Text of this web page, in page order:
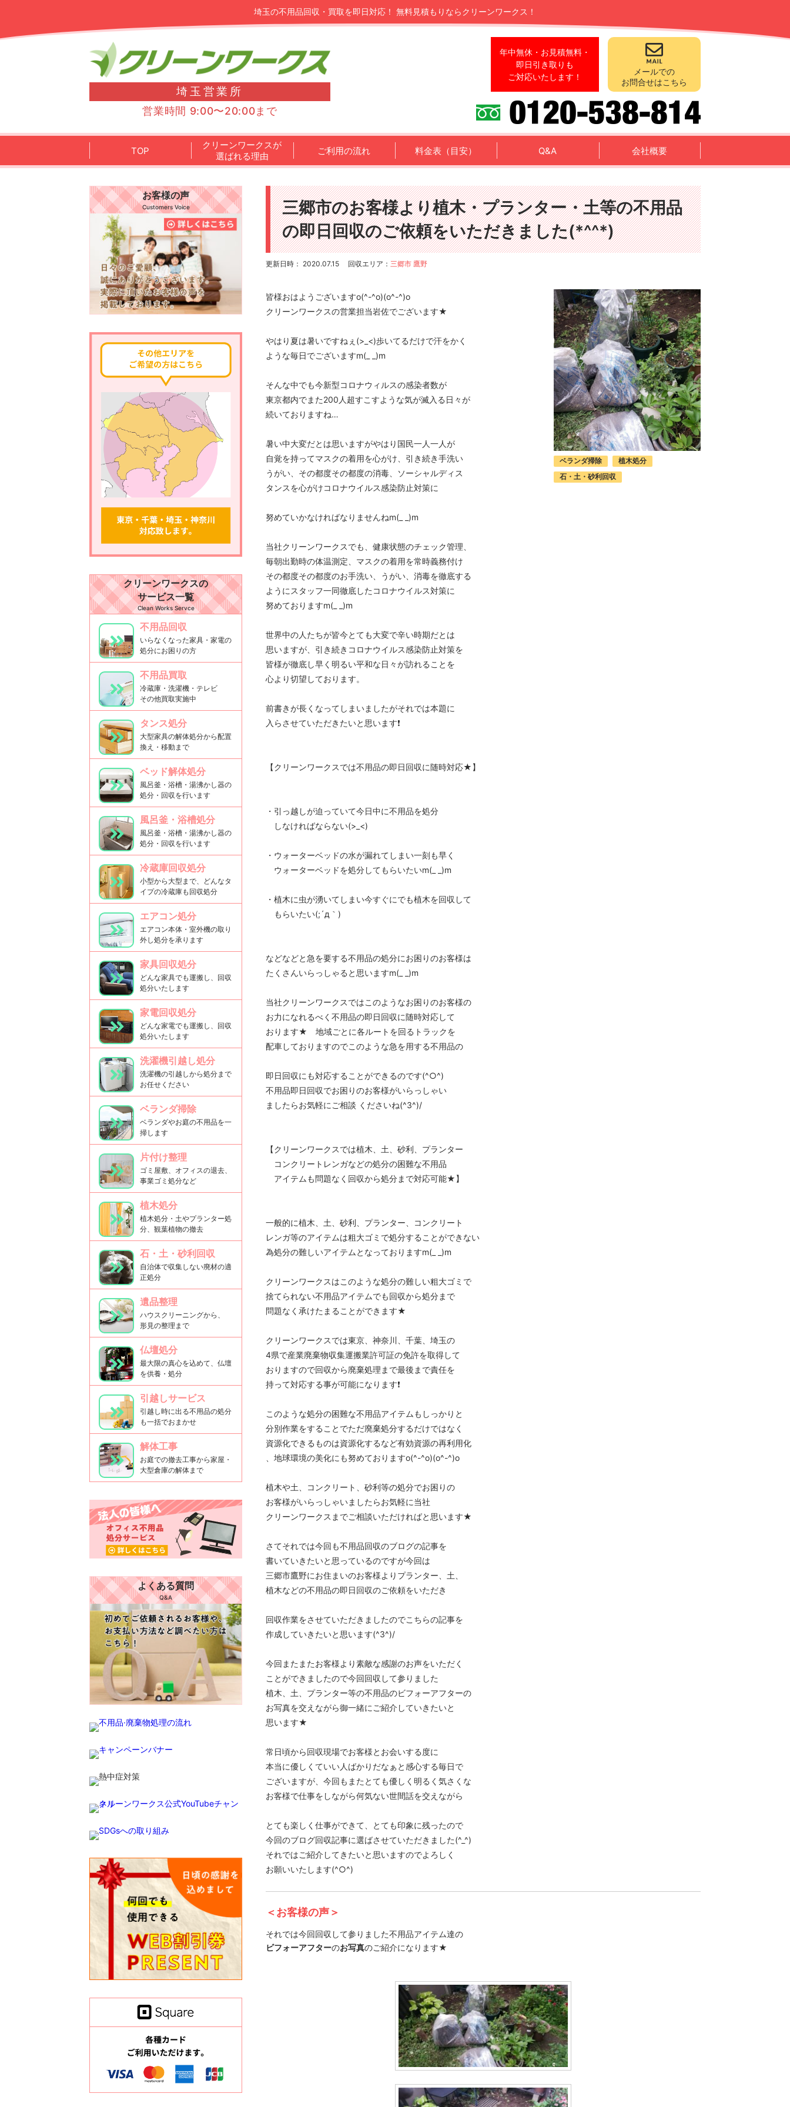
埼玉の不用品回収・買取を即日対応！ 無料見積もりならクリーンワークス！
埼玉営業所
営業時間 9:00〜20:00まで
年中無休・お見積無料・
即日引き取りも
ご対応いたします！
メールでの
お問合せはこちら
TOP
クリーンワークスが
選ばれる理由
ご利用の流れ 料金表（目安） Q&A 会社概要
三郷市のお客様より植木・プランター・土等の不用品
の即日回収のご依頼をいただきました(*^^*)
更新日時： 2020.07.15 回収エリア： 三郷市 鷹野
ベランダ掃除
植木処分
石・土・砂利回収
皆様おはようございますo(^-^o)(o^-^)o
クリーンワークスの営業担当岩佐でございます★
やはり夏は暑いですねぇ(>_<)歩いてるだけで汗をかく
ような毎日でございますm(_ _)m
そんな中でも今新型コロナウィルスの感染者数が
東京都内でまた200人超すこすような気が滅入る日々が
続いておりますね…
暑い中大変だとは思いますがやはり国民一人一人が
自覚を持ってマスクの着用を心がけ、引き続き手洗い
うがい、その都度その都度の消毒、ソーシャルディス
タンスを心がけコロナウイルス感染防止対策に
努めていかなければなりませんねm(_ _)m
当社クリーンワークスでも、健康状態のチェック管理、
毎朝出勤時の体温測定、マスクの着用を常時義務付け
その都度その都度のお手洗い、うがい、消毒を徹底する
ようにスタッフ一同徹底したコロナウイルス対策に
努めておりますm(_ _)m
世界中の人たちが皆今とても大変で辛い時期だとは
思いますが、引き続きコロナウイルス感染防止対策を
皆様が徹底し早く明るい平和な日々が訪れることを
心より切望しております。
前書きが長くなってしまいましたがそれでは本題に
入らさせていただきたいと思います❗
【クリーンワークスでは不用品の即日回収に随時対応★】
・引っ越しが迫っていて今日中に不用品を処分
しなければならない(>_<)
・ウォーターベッドの水が漏れてしまい一刻も早く
ウォーターベッドを処分してもらいたいm(_ _)m
・植木に虫が湧いてしまい今すぐにでも植木を回収して
もらいたい(;´д｀)
などなどと急を要する不用品の処分にお困りのお客様は
たくさんいらっしゃると思いますm(_ _)m
当社クリーンワークスではこのようなお困りのお客様の
お力になれるべく不用品の即日回収に随時対応して
おります★ 地域ごとに各ルートを回るトラックを
配車しておりますのでこのような急を用する不用品の
即日回収にも対応することができるのです(^○^)
不用品即日回収でお困りのお客様がいらっしゃい
ましたらお気軽にご相談 くださいね(^3^)/
【クリーンワークスでは植木、土、砂利、プランター
コンクリートレンガなどの処分の困難な不用品
アイテムも問題なく回収から処分まで対応可能★】
一般的に植木、土、砂利、プランター、コンクリート
レンガ等のアイテムは粗大ゴミで処分することができない
為処分の難しいアイテムとなっておりますm(_ _)m
クリーンワークスはこのような処分の難しい粗大ゴミで
捨てられない不用品アイテムでも回収から処分まで
問題なく承けたまることができます★
クリーンワークスでは東京、神奈川、千葉、埼玉の
4県で産業廃棄物収集運搬業許可証の免許を取得して
おりますので回収から廃棄処理まで最後まで責任を
持って対応する事が可能になります❗
このような処分の困難な不用品アイテムもしっかりと
分別作業をすることでただ廃棄処分するだけではなく
資源化できるものは資源化するなど有効資源の再利用化
、地球環境の美化にも努めておりますo(^-^o)(o^-^)o
植木や土、コンクリート、砂利等の処分でお困りの
お客様がいらっしゃいましたらお気軽に当社
クリーンワークスまでご相談いただければと思います★
さてそれでは今回も不用品回収のブログの記事を
書いていきたいと思っているのですが今回は
三郷市鷹野にお住まいのお客様よりプランター、土、
植木などの不用品の即日回収のご依頼をいただき
回収作業をさせていただきましたのでこちらの記事を
作成していきたいと思います(^3^)/
今回またまたお客様より素敵な感謝のお声をいただく
ことができましたので今回回収して参りました
植木、土、プランター等の不用品のビフォーアフターの
お写真を交えながら御一緒にご紹介していきたいと
思います★
常日頃から回収現場でお客様とお会いする度に
本当に優しくていい人ばかりだなぁと感心する毎日で
ございますが、今回もまたとても優しく明るく気さくな
お客様で仕事をしながら何気ない世間話を交えながら
とても楽しく仕事ができて、とても印象に残ったので
今回のブログ回収記事に選ばさせていただきました(^_^)
それではご紹介してきたいと思いますのでよろしく
お願いいたします(^○^)
＜お客様の声＞
それでは今回回収して参りました不用品アイテム達の
ビフォーアフターのお写真のご紹介になります★
お客様の声
Customers Voice
クリーンワークスの
サービス一覧
Clean Works Servce
不用品回収
いらなくなった家具・家電の
処分にお困りの方
不用品買取
冷蔵庫・洗濯機・テレビ
その他買取実施中
タンス処分
大型家具の解体処分から配置
換え・移動まで
ベッド解体処分
風呂釜・浴槽・湯沸かし器の
処分・回収を行います
風呂釜・浴槽処分
風呂釜・浴槽・湯沸かし器の
処分・回収を行います
冷蔵庫回収処分
小型から大型まで、どんなタ
イプの冷蔵庫も回収処分
エアコン処分
エアコン本体・室外機の取り
外し処分を承ります
家具回収処分
どんな家具でも運搬し、回収
処分いたします
家電回収処分
どんな家電でも運搬し、回収
処分いたします
洗濯機引越し処分
洗濯機の引越しから処分まで
お任せください
ベランダ掃除
ベランダやお庭の不用品を一
掃します
片付け整理
ゴミ屋敷、オフィスの退去、
事業ゴミ処分など
植木処分
植木処分・土やプランター処
分、観葉植物の撤去
石・土・砂利回収
自治体で収集しない廃材の適
正処分
遺品整理
ハウスクリーニングから、
形見の整理まで
仏壇処分
最大限の真心を込めて、仏壇
を供養・処分
引越しサービス
引越し時に出る不用品の処分
も一括でおまかせ
解体工事
お庭での撤去工事から家屋・
大型倉庫の解体まで
よくある質問
Q&A